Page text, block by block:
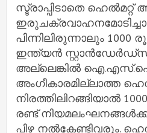
സ്ട്രാപ്പിടാതെ
പിന്നിലിരുന്നാലും
ഇന്ത്യൻ
അല്ലെങ്കിൽ
അംഗീകാരമില്ലാത്ത
നിരത്തിലിറങ്ങിയാൽ
രണ്ട്
പിഴ നൽകേണ്ടിവരും.